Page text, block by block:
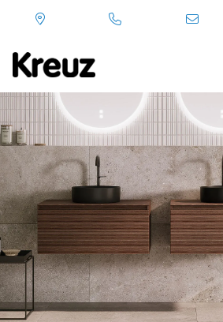
Direkt
zum
Inhalt